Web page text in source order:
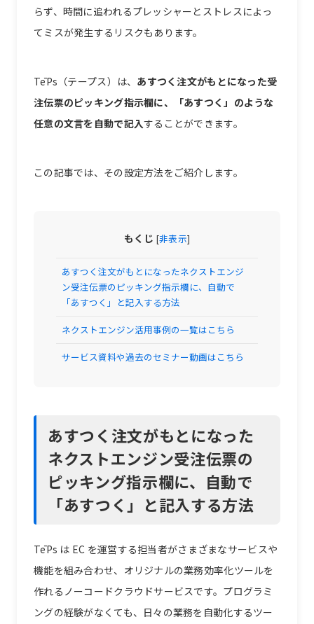
らず、時間に追われるプレッシャーとストレスによっ
てミスが発生するリスクもあります。
TēPs（テープス）は、 あすつく注文がもとになった受
注伝票のピッキング指示欄に、「あすつく」のような
任意の文言を自動で記入することができます。
この記事では、その設定方法をご紹介します。
もくじ [非表示]
あすつく注文がもとになったネクストエンジ
ン受注伝票のピッキング指示欄に、自動で
「あすつく」と記入する方法
ネクストエンジン活用事例の一覧はこちら
サービス資料や過去のセミナー動画はこちら
あすつく注文がもとになった
ネクストエンジン受注伝票の
ピッキング指示欄に、自動で
「あすつく」と記入する方法
TēPs は EC を運営する担当者がさまざまなサービスや
機能を組み合わせ、オリジナルの業務効率化ツールを
作れるノーコードクラウドサービスです。プログラミ
ングの経験がなくても、日々の業務を自動化するツー